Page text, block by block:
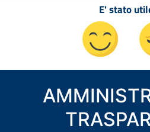
E' stato